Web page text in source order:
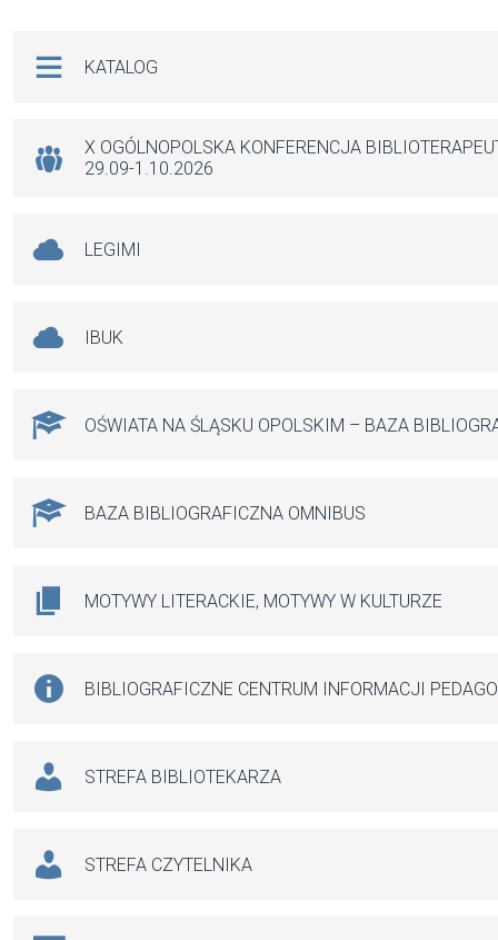
o
k
p
KATALOG
X OGÓLNOPOLSKA KONFERENCJA
29.09-1.10.2026
LEGIMI
IBUK
OŚWIATA NA ŚLĄSKU OPOLSKIM – BAZA
BAZA BIBLIOGRAFICZNA OMNIBUS
MOTYWY LITERACKIE, MOTYWY W KULTURZE
BIBLIOGRAFICZNE CENTRUM INFORMACJI
STREFA BIBLIOTEKARZA
STREFA CZYTELNIKA